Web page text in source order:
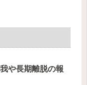
や長期離脱の報